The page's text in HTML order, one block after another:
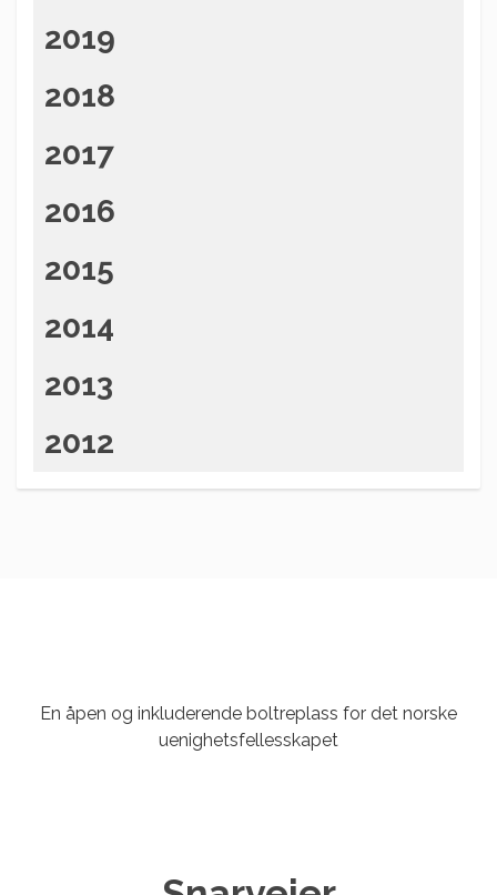
2019
2018
2017
2016
2015
2014
2013
2012
En åpen og inkluderende boltreplass for det norske
uenighetsfellesskapet